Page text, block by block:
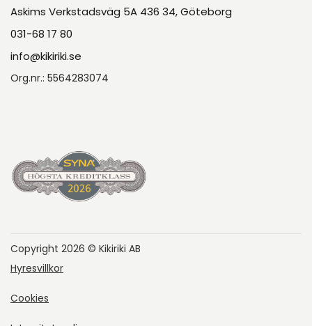
Askims Verkstadsväg 5A 436 34, Göteborg
031-68 17 80
info@kikiriki.se
Org.nr.: 5564283074
Copyright 2026 © Kikiriki AB
Hyresvillkor
Cookies